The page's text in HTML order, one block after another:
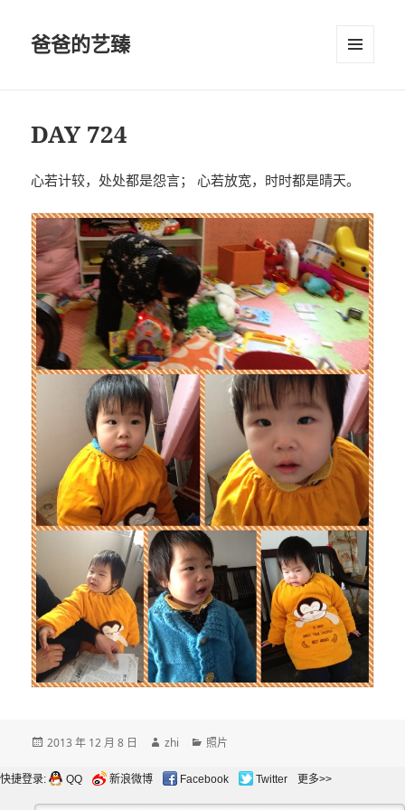
爸爸的艺臻
DAY 724
心若计较，处处都是怨言； 心若放宽，时时都是晴天。
发
于
2013 年 12 月 8 日
作
zhi
分
照片
快捷登录: QQ 新浪微博 Facebook Twitter 更多>>